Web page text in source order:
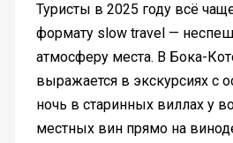
Туристы в 2025 году всё
формату slow travel —
атмосферу места. В Бока-
выражается в экскурсиях с
ночь в старинных виллах у
местных вин прямо на